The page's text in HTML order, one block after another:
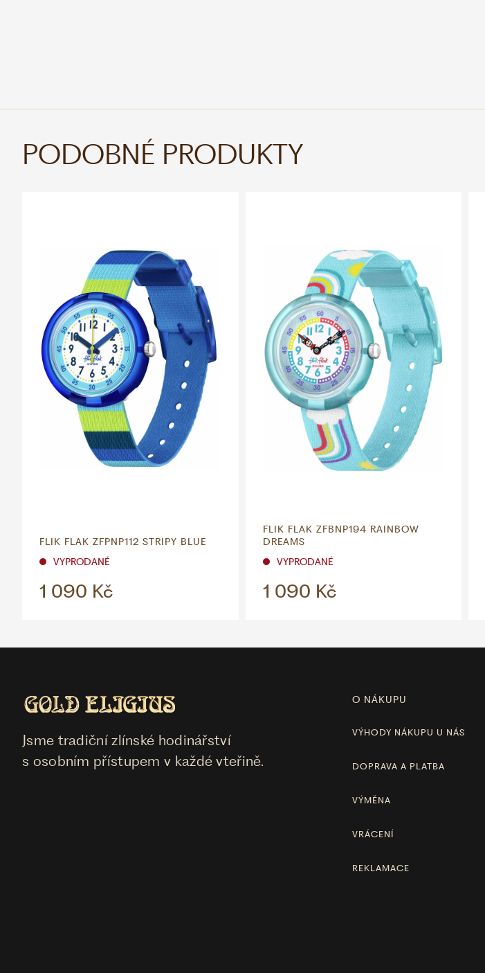
PODOBNÉ PRODUKTY
FLIK FLAK ZFPNP112 STRIPY BLUE
VYPRODANÉ
1 090 Kč
FLIK FLAK ZFBNP194 RAINBOW
DREAMS
VYPRODANÉ
1 090 Kč
Jsme tradiční zlínské hodinářství
s osobním přístupem v každé vteřině.
O NÁKUPU
VÝHODY NÁKUPU U NÁS
DOPRAVA A PLATBA
VÝMĚNA
VRÁCENÍ
REKLAMACE